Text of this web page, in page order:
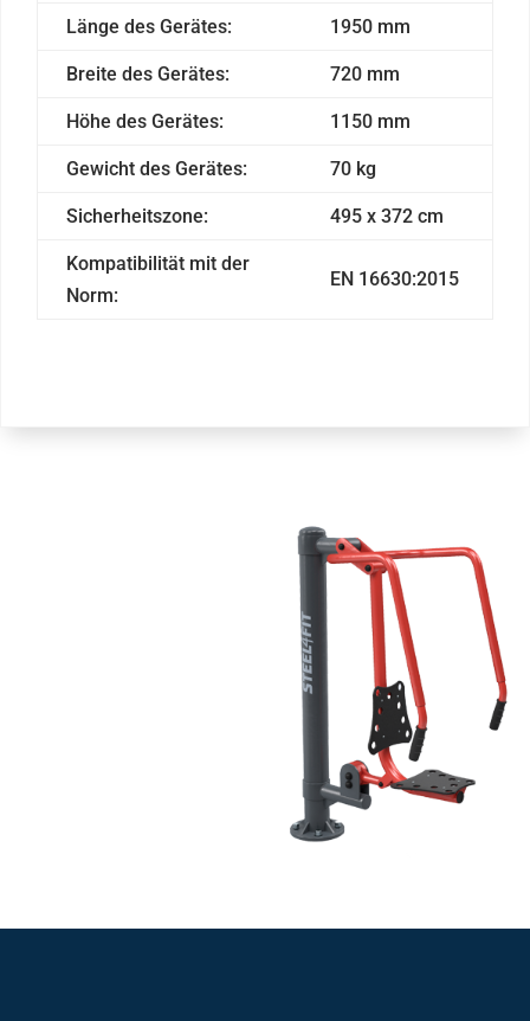
Länge des Gerätes: 1950 mm
Breite des Gerätes: 720 mm
Höhe des Gerätes: 1150 mm
Gewicht des Gerätes: 70 kg
Sicherheitszone: 495 x 372 cm
Kompatibilität mit der
Norm:
EN 16630:2015